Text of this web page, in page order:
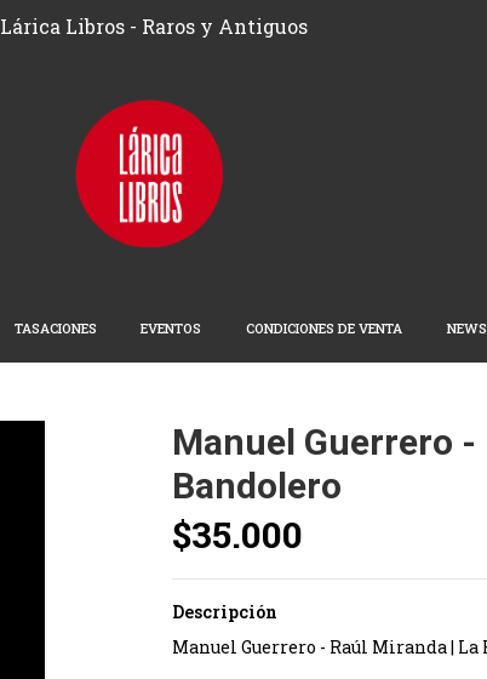
Lárica Libros - Raros y Antiguos
TASACIONES EVENTOS CONDICIONES DE VENTA
Manuel Guerrero -
Bandolero
$35.000
Descripción
Manuel Guerrero - Raúl Miranda |